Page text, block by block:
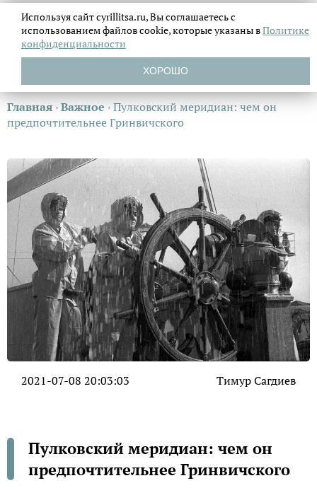
Главная ›Важное ›Пулковский меридиан: чем он
предпочтительнее Гринвичского
2021-07-08 20:03:03 Тимур Сагдиев
Пулковский меридиан: чем он
предпочтительнее Гринвичского
Используя сайт cyrillitsa.ru, Вы соглашаетесь с
использованием файловcookie, которые указаны вПолитике
конфиденциальности
ХОРОШО